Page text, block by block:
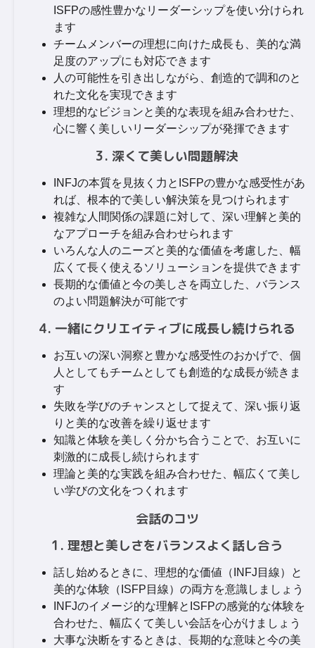
ISFPの感性豊かなリーダーシップを使い分けられ
ます
チームメンバーの理想に向けた成長も、美的な満
足度のアップにも対応できます
人の可能性を引き出しながら、創造的で調和のと
れた文化を実現できます
理想的なビジョンと美的な表現を組み合わせた、
心に響く美しいリーダーシップが発揮できます
3. 深くて美しい問題解決
INFJの本質を見抜く力とISFPの豊かな感受性があ
れば、根本的で美しい解決策を見つけられます
複雑な人間関係の課題に対して、深い理解と美的
なアプローチを組み合わせられます
いろんな人のニーズと美的な価値を考慮した、幅
広くて長く使えるソリューションを提供できます
長期的な価値と今の美しさを両立した、バランス
のよい問題解決が可能です
4. 一緒にクリエイティブに成長し続けられる
お互いの深い洞察と豊かな感受性のおかげで、個
人としてもチームとしても創造的な成長が続きま
す
失敗を学びのチャンスとして捉えて、深い振り返
りと美的な改善を繰り返せます
知識と体験を美しく分かち合うことで、お互いに
刺激的に成長し続けられます
理論と美的な実践を組み合わせた、幅広くて美し
い学びの文化をつくれます
会話のコツ
1. 理想と美しさをバランスよく話し合う
話し始めるときに、理想的な価値（INFJ目線）と
美的な体験（ISFP目線）の両方を意識しましょう
INFJのイメージ的な理解とISFPの感覚的な体験を
合わせた、幅広くて美しい会話を心がけましょう
大事な決断をするときは、長期的な意味と今の美